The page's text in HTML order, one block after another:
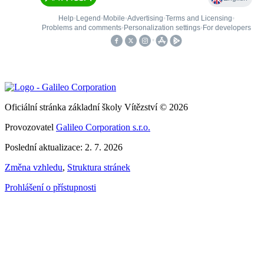
Oficiální stránka základní školy Vítězství © 2026
Provozovatel Galileo Corporation s.r.o.
Poslední aktualizace: 2. 7. 2026
Změna vzhledu, Struktura stránek
Prohlášení o přístupnosti